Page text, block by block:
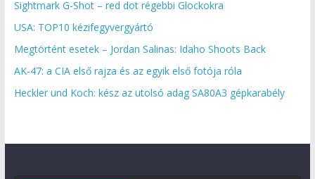
Sightmark G-Shot – red dot régebbi Glockokra
USA: TOP10 kézifegyvergyártó
Megtörtént esetek – Jordan Salinas: Idaho Shoots Back
AK-47: a CIA első rajza és az egyik első fotója róla
Heckler und Koch: kész az utolsó adag SA80A3 gépkarabély